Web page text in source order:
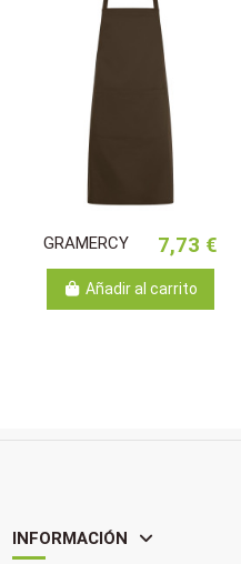
GRAMERCY 7,73 €
Añadir al carrito
INFORMACIÓN